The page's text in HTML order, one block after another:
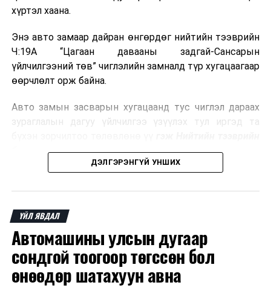
нийслэлийн бүх сургууль, цэцэрлэгт ажлын
байранд элсэлт, бүртгэл болон бусад аливаа
арга хэмжээ зохион байгуулахгүй болно.
хүртэл хаана.
Энэ авто замаар дайран өнгөрдөг нийтийн тээврийн
Ч:19А “Цагаан давааны задгай-Сансарын
үйлчилгээний төв” чиглэлийн замналд түр хугацаагаар
өөрчлөлт орж байна.
Авто замын засварын хугацаанд тус чиглэл дараах
зураглалын дагуу үйлчилгээ үзүүлэх тул иргэд та
бодлогын газраас мэдээллээ.
ДЭЛГЭРЭНГҮЙ УНШИХ
ҮЙЛ ЯВДАЛ
Автомашины улсын дугаар
сондгой тоогоор төгссөн бол
өнөөдөр шатахуун авна